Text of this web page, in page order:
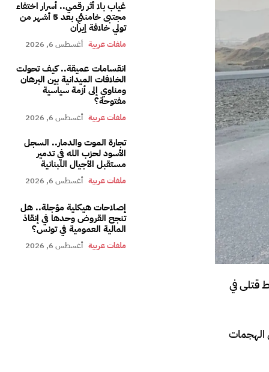
غياب بلا أثر رقمي.. أسرار اختفاء
مجتبى خامنئي بعد 5 أشهر من
تولي خلافة إيران
ملفات عربية أغسطس 6, 2026
انقسامات عميقة.. كيف تحولت
الخلافات الميدانية بين البرهان
ومناوي إلى أزمة سياسية
مفتوحة؟
ملفات عربية أغسطس 6, 2026
تجارة الموت والدمار.. السجل
الأسود لحزب الله في تدمير
مستقبل الأجيال اللبنانية
ملفات عربية أغسطس 6, 2026
إصلاحات هيكلية مؤجلة.. هل
تنجح القروض وحدها في إنقاذ
المالية العمومية في تونس؟
ملفات عربية أغسطس 6, 2026
قتلى في
الهجمات